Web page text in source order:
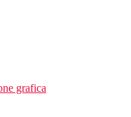
grafica